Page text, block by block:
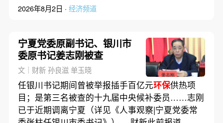
2026年8月2日 · 经济频道
宁夏党委原副书记、银川市
委原书记姜志刚被查
文｜财新 孙良滋 单玉晓
任银川书记期间曾被举报插手百亿元环保供热项
目；是第三名被查的十九届中央候补委员……志刚
已于近期调离宁夏（详见《人事观察|宁夏党委常